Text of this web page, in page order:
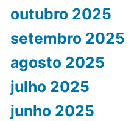
outubro 2025
setembro 2025
agosto 2025
julho 2025
junho 2025